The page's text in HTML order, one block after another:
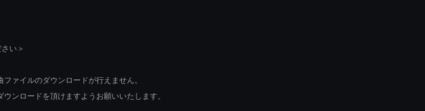
い＞
ァイルのダウンロードが行えません。
ンロードを頂けますようお願いいたします。